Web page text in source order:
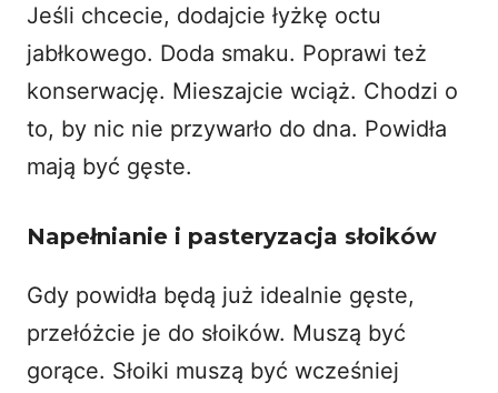
Jeśli chcecie, dodajcie łyżkę octu
jabłkowego. Doda smaku. Poprawi też
konserwację. Mieszajcie wciąż. Chodzi o
to, by nic nie przywarło do dna. Powidła
mają być gęste.
Napełnianie i pasteryzacja słoików
Gdy powidła będą już idealnie gęste,
przełóżcie je do słoików. Muszą być
gorące. Słoiki muszą być wcześniej